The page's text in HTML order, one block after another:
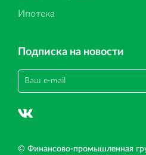
Ипотека
Подписка на новости
© Финансово‐промышленная